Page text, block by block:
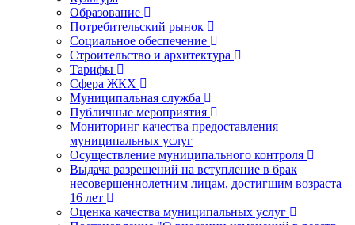
Образование
Потребительский рынок
Социальное обеспечение
Строительство и архитектура
Тарифы
Сфера ЖКХ
Муниципальная служба
Публичные мероприятия
Мониторинг качества предоставления
муниципальных услуг
Осуществление муниципального контроля
Выдача разрешений на вступление в брак
несовершеннолетним лицам, достигшим возраста
16 лет
Оценка качества муниципальных услуг